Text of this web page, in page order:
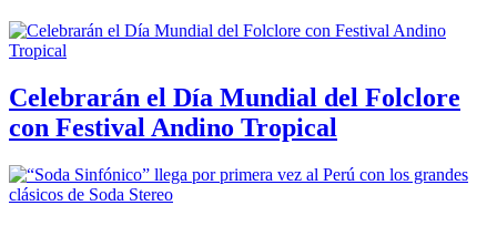
Celebrarán el Día Mundial del Folclore
con Festival Andino Tropical